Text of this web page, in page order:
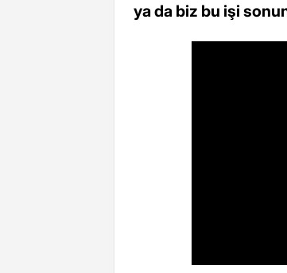
ya da biz bu işi